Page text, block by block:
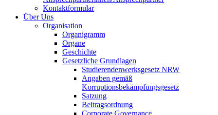
Kontaktformular
Über Uns
Organisation
Organigramm
Organe
Geschichte
Gesetzliche Grundlagen
Studierendenwerksgesetz NRW
Angaben gemäß
Korruptionsbekämpfungsgesetz
Satzung
Beitragsordnung
Corporate Governance